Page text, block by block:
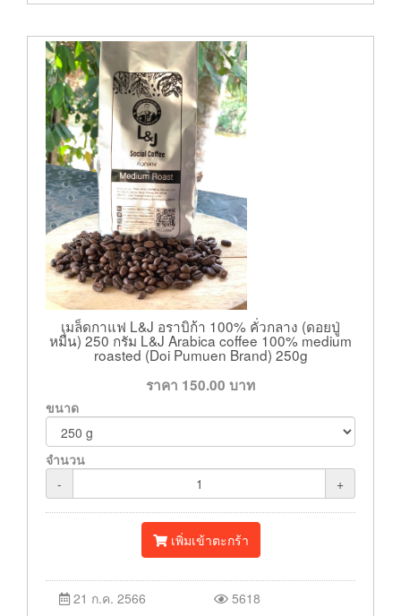
เมล็ดกาแฟ L&J อราบิก้า 100% คั่วกลาง (ดอยปู่
หมื่น) 250 กรัม L&J Arabica coffee 100% medium
roasted (Doi Pumuen Brand) 250g
ราคา 150.00 บาท
ขนาด
จำนวน
-
+
เพิ่มเข้าตะกร้า
21 ก.ค. 2566 5618